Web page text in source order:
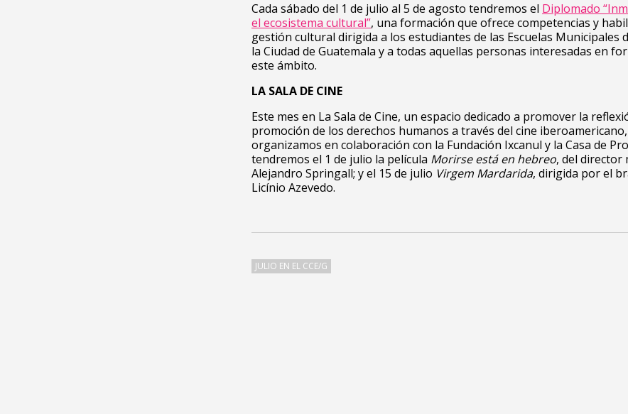
Cada sábado del 1 de julio al 5 de agosto tendremos el Diplomado
el ecosistema cultural”, una formación que ofrece competencias y
gestión cultural dirigida a los estudiantes de las Escuelas Municipales
la Ciudad de Guatemala y a todas aquellas personas interesadas en
este ámbito.
LA SALA DE CINE
Este mes en La Sala de Cine, un espacio dedicado a promover la
promoción de los derechos humanos a través del cine
organizamos en colaboración con la Fundación Ixcanul y la Casa de
tendremos el 1 de julio la película Morirse está en hebreo, del director
Alejandro Springall; y el 15 de julio Virgem Mardarida, dirigida por el
Licínio Azevedo.
JULIO EN EL CCE/G